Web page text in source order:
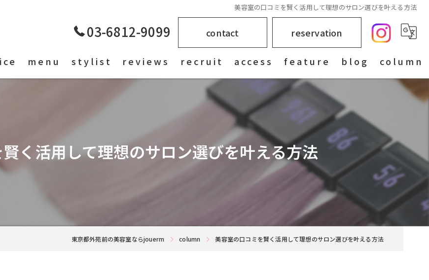
美容室の口コミを賢く活用して理想のサロン選びを叶える方法
03-6812-9099 contact reservation
menu stylist reviews recruit access feature
女性
カラー
髪質
ブリーチ
レイヤーカット
blog column
く活用して理想のサロン選びを叶える方法
東京都外苑前の美容室ならjouerm column 美容室の口コミを賢く活用して理想のサロン選びを叶える方法